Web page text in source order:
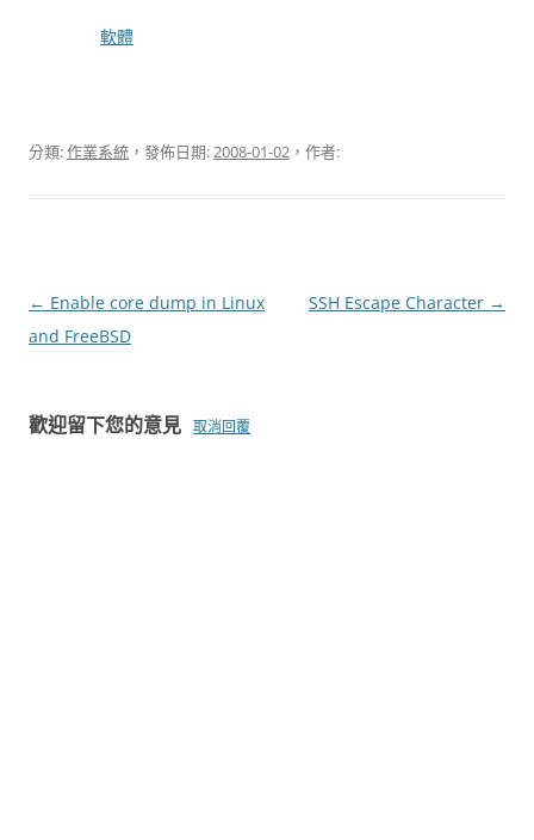
關於
軟體
分類:作業系統 ，發佈日期: 2008-01-02 ，作者:
文
章
← Enable core dump in Linux
and FreeBSD
SSH Escape Character →
歡迎留下您的意見 取消回覆